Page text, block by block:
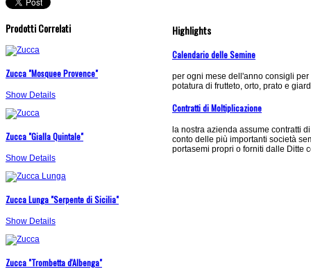
Prodotti Correlati
Zucca "Mosquee Provence"
Show Details
Zucca "Gialla Quintale"
Show Details
Zucca Lunga "Serpente di Sicilia"
Show Details
Zucca "Trombetta d'Albenga"
Highlights
Calendario delle Semine
per ogni mese dell'anno consigli
potatura di frutteto, orto, prato e
Contratti di Moltiplicazione
la nostra azienda assume contratti
conto delle più importanti società
portasemi propri o forniti dalle Ditte